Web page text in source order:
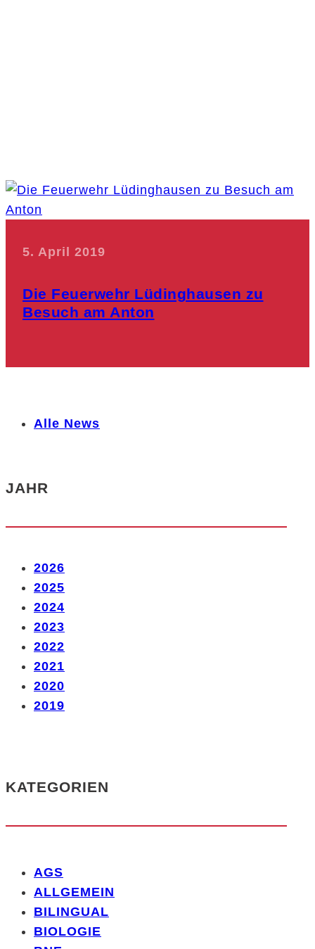
5. April 2019
Die Feuerwehr Lüdinghausen zu
Besuch am Anton
Alle News
JAHR
2026
2025
2024
2023
2022
2021
2020
2019
KATEGORIEN
AGS
ALLGEMEIN
BILINGUAL
BIOLOGIE